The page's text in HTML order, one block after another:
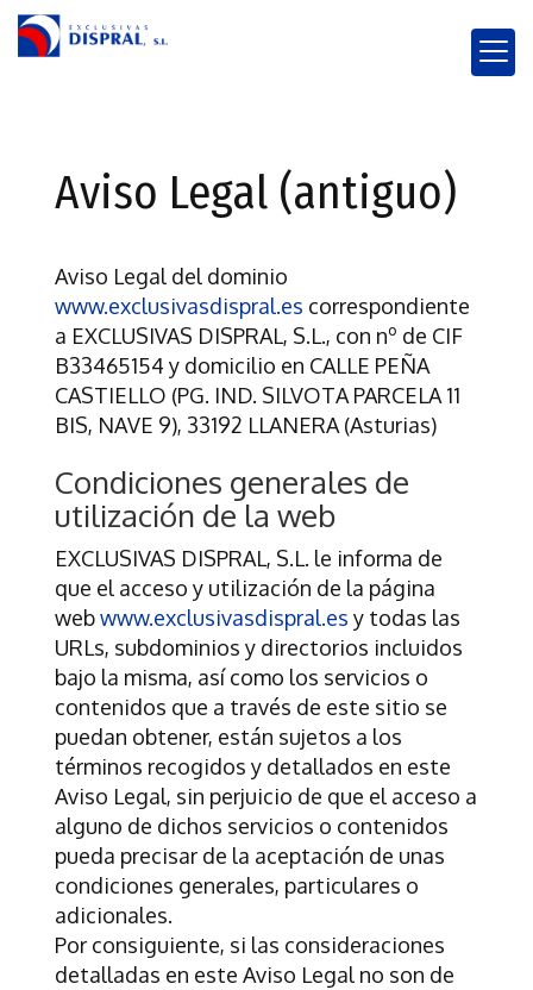
Aviso Legal (antiguo)
Aviso Legal del dominio
www.exclusivasdispral.es correspondiente
a EXCLUSIVAS DISPRAL, S.L., con nº de CIF
B33465154 y domicilio en CALLE PEÑA
CASTIELLO (PG. IND. SILVOTA PARCELA 11
BIS, NAVE 9), 33192 LLANERA (Asturias)
Condiciones generales de
utilización de la web
EXCLUSIVAS DISPRAL, S.L. le informa de
que el acceso y utilización de la página
webwww.exclusivasdispral.es y todas las
URLs, subdominios y directorios incluidos
bajo la misma, así como los servicios o
contenidos que a través de este sitio se
puedan obtener, están sujetos a los
términos recogidos y detallados en este
Aviso Legal, sin perjuicio de que el acceso a
alguno de dichos servicios o contenidos
pueda precisar de la aceptación de unas
condiciones generales, particulares o
adicionales.
Por consiguiente, si las consideraciones
detalladas en este Aviso Legal no son de